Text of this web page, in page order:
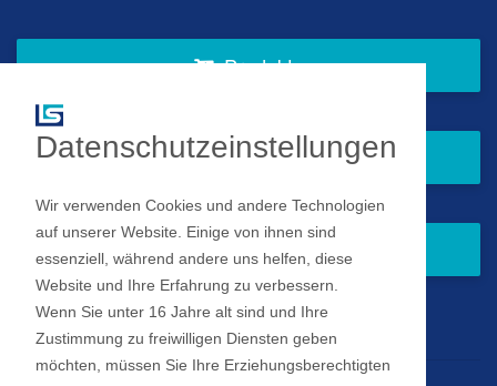
Produkte
Fragen Sie gern bei uns an
Zum Newsletter anmelden
Impressum
Datenschutzeinstellungen
Wir verwenden Cookies und andere Technologien
auf unserer Website. Einige von ihnen sind
essenziell, während andere uns helfen, diese
Website und Ihre Erfahrung zu verbessern.
Wenn Sie unter 16 Jahre alt sind und Ihre
Zustimmung zu freiwilligen Diensten geben
möchten, müssen Sie Ihre Erziehungsberechtigten